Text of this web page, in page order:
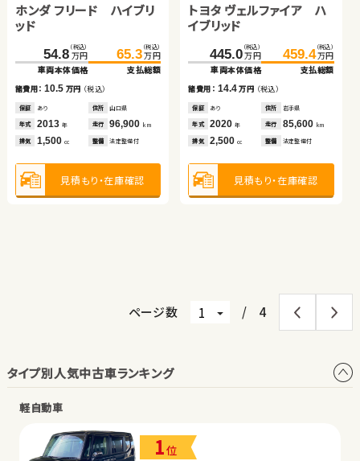
ホンダ フリード ハイブリ
ッド
54.8 （税込）
万円
車両本体価格
65.3 （税込）
万円
支払総額
諸費用：10.5 万円 （税込）
保証 あり 住所 山口県
年式 2013 年 走行 96,900 km
排気 1,500 cc 整備 法定整備付
見積もり・在庫確認
トヨタ ヴェルファイア ハ
イブリッド
445.0 （税込）
万円
車両本体価格
459.4 （税込）
万円
支払総額
諸費用： 14.4万円 （税込）
保証 あり 住所 岩手県
年式 2020年 走行 85,600 km
排気 2,500cc 整備 法定整備付
見積もり・在庫確認
ダイハツ ムーヴ
32.5万円
車両本体価格
諸費用：5.2 万円 （税込）
保証 なし 住所 岡山県
排気 660 整備 なし
スズキ スイフト
85.0万円
車両本体価格
諸費用：11.2万円 （税込）
保証 あり 住所 岡山県
排気 1,200cc 整備 法定整備付
ホンダ フリード ハイブリ
ッド
138.1
車両本体価格
151.5 万円
支払総額
諸費用：13.4万円（税込）
保証 あり 住所 埼玉県
年式 2017年 走行 36,400km
ホンダ フィット ハイブリ
ッド
123.7
車両本体価格
139.6 万円
支払総額
諸費用：15.9万円（税込）
保証 あり 住所 岩手県
年式 2019年 走行 53,600km
ページ数 / 4
タイプ別人気中古車ランキング
軽自動車
1位